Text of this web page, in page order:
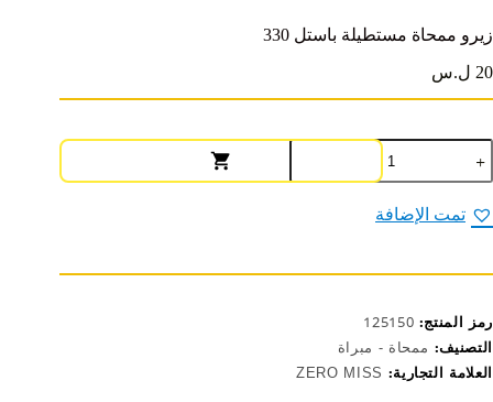
زيرو ممحاة مستطيلة باستل 330
20 ل.س
كمية
زيرو
ممحاة
مستطيلة
باستل
تمت الإضافة
رمز المنتج: 125150
التصنيف: ممحاة - مبراة
العلامة التجارية: ZERO MISS